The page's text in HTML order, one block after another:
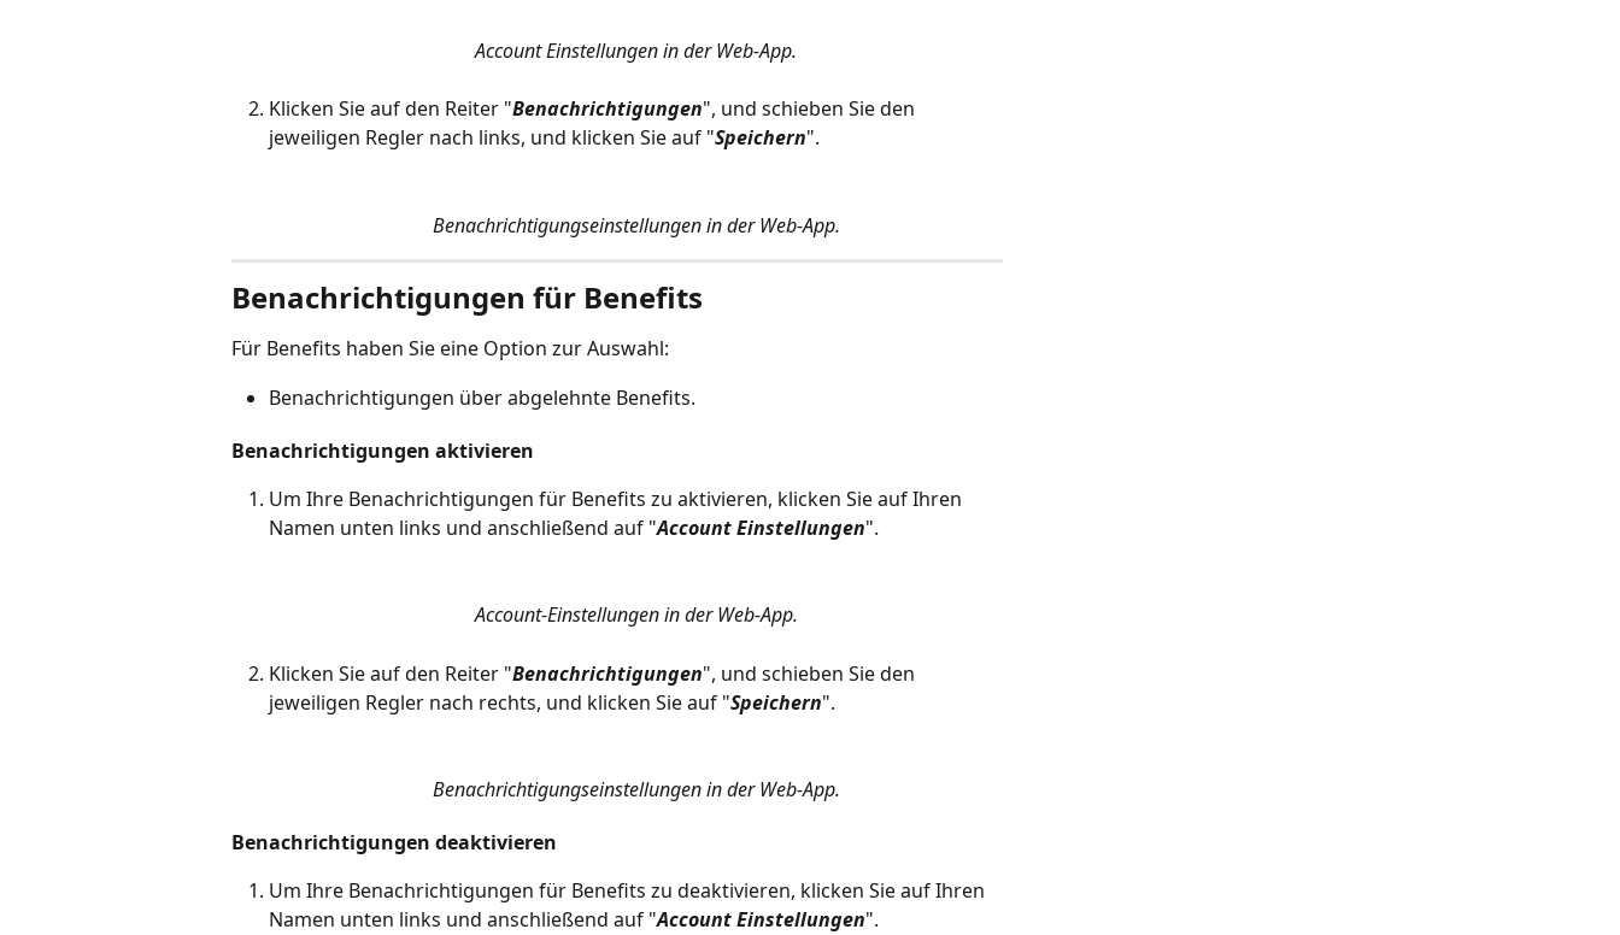
Account Einstellungen in der Web-App.
Klicken Sie auf den Reiter "Benachrichtigungen", und schieben Sie den
jeweiligen Regler nach links, und klicken Sie auf "Speichern".
Benachrichtigungseinstellungen in der Web-App.
Benachrichtigungen für Benefits
Für Benefits haben Sie eine Option zur Auswahl:
Benachrichtigungen über abgelehnte Benefits.
Benachrichtigungen aktivieren
Um Ihre Benachrichtigungen für Benefits zu aktivieren, klicken Sie auf Ihren
Namen unten links und anschließend auf "Account Einstellungen".
Account-Einstellungen in der Web-App.
Klicken Sie auf den Reiter "Benachrichtigungen", und schieben Sie den
jeweiligen Regler nach rechts, und klicken Sie auf "Speichern".
Benachrichtigungseinstellungen in der Web-App.
Benachrichtigungen deaktivieren
Um Ihre Benachrichtigungen für Benefits zu deaktivieren, klicken Sie auf Ihren
Namen unten links und anschließend auf "Account Einstellungen".